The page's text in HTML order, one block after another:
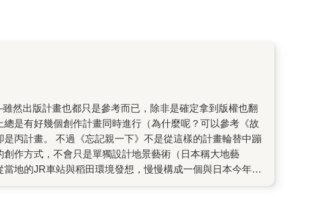
是有好幾個創作計畫同時進行（為什麼呢？可以參考《故
丙計畫。 不過《忘記親一下》不是從這樣的計畫輪替中蹦
作方式，不會只是單獨設計地景藝術（日本稱大地藝
地的JR車站與稻田環境發想，慢慢構成一個與日本今年現